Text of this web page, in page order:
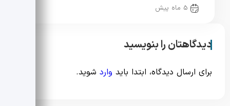
5 ماه پیش
دیدگاهتان را بنویسید
برای ارسال دیدگاه، ابتدا باید وارد شوید.